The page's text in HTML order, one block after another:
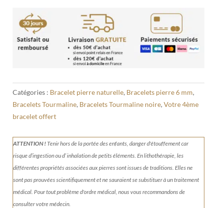
noire
6mm
Catégories : Bracelet pierre naturelle, Bracelets pierre 6 mm,
Bracelets Tourmaline, Bracelets Tourmaline noire,Votre 4ème
bracelet offert
ATTENTION !Tenirhors de la portée des enfants, danger d'étouffement car
risque d’ingestion ou d’ inhalation de petits éléments.En lithothérapie, les
différentes propriétés associées aux pierres sont issues de traditions. Elles ne
sont pas prouvées scientifiquement et ne sauraient se substituer à un traitement
médical. Pour tout problème d'ordre médical, nous vous recommandons de
consulter votre médecin.